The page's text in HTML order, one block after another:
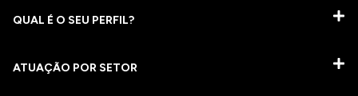
QUAL É O SEU PERFIL?
ATUAÇÃO POR SETOR